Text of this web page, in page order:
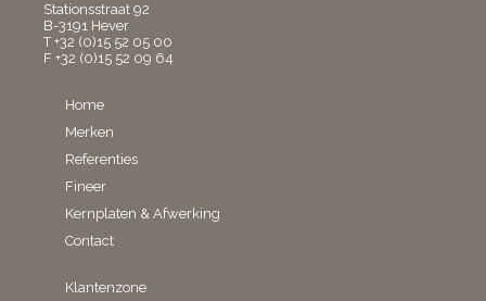
Stationsstraat 92
B-3191 Hever
T +32 (0)15 52 05 00
F +32 (0)15 52 09 64
Home
Merken
Referenties
Fineer
Kernplaten & Afwerking
Contact
Klantenzone